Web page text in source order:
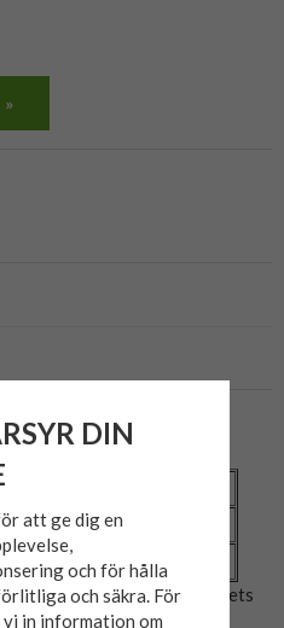
»
140 148
81
Mitten av axeln till plaggets
DIN
att ge dig en
och för hålla
och säkra. För
in information om